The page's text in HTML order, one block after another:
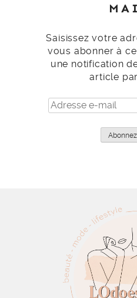
Saisissez votre
vous abonner à
une notification
article
Adresse
e-